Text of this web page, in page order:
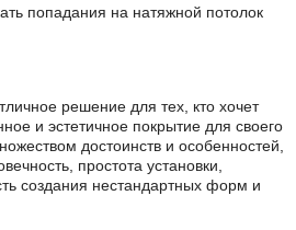
попадания на натяжной потолок
решение для тех, кто хочет
и эстетичное покрытие для своего
достоинств и особенностей,
простота установки,
создания нестандартных форм и